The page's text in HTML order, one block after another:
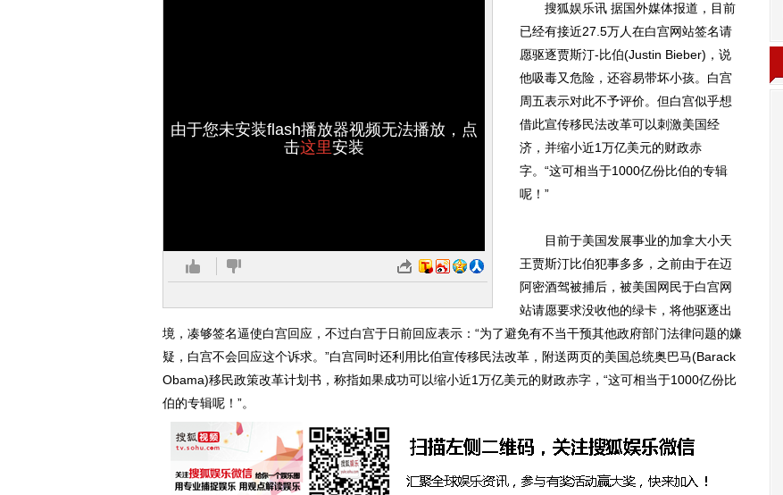
由于您未安装flash播放器视频无法播放，点
击这里安装
搜狐娱乐讯 据国外媒体报道，目前
已经有接近27.5万人在白宫网站签名请
愿驱逐贾斯汀-比伯(Justin Bieber)，说
他吸毒又危险，还容易带坏小孩。白宫
周五表示对此不予评价。但白宫似乎想
借此宣传移民法改革可以刺激美国经
济，并缩小近1万亿美元的财政赤
字。“这可相当于1000亿份比伯的专辑
呢！”
目前于美国发展事业的加拿大小天
王贾斯汀比伯犯事多多，之前由于在迈
阿密酒驾被捕后，被美国网民于白宫网
站请愿要求没收他的绿卡，将他驱逐出
境，凑够签名逼使白宫回应，不过白宫于日前回应表示：“为了避免有不当干预其他政府部门法律问题的嫌
疑，白宫不会回应这个诉求。”白宫同时还利用比伯宣传移民法改革，附送两页的美国总统奥巴马(Barack
Obama)移民政策改革计划书，称指如果成功可以缩小近1万亿美元的财政赤字，“这可相当于1000亿份比
伯的专辑呢！”。